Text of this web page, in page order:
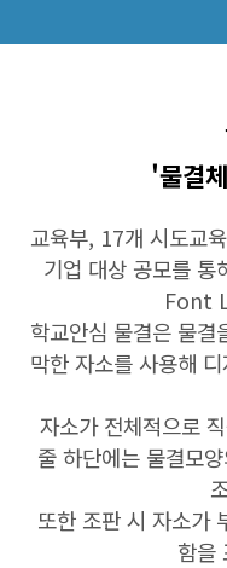
'물결
교육부, 17개 시도교
기업 대상 공모를
Font
학교안심 물결은 물결
막한 자소를 사용해
자소가 전체적으로
줄 하단에는 물결모
또한 조판 시 자소가
함을